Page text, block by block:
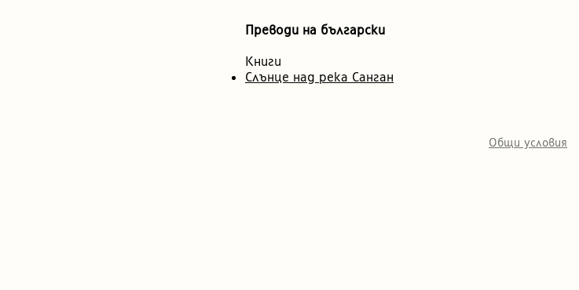
Преводи на български
Книги
Слънце над река Санган
Общи условия